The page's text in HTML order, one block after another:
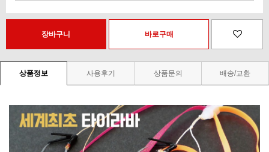
상품정보 사용후기 상품문의 배송/교환